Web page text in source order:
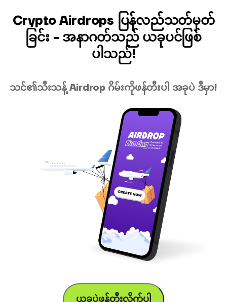
Crypto Airdrops ပြန်လည်သတ်မှတ်
ခြင်း - အနာဂတ်သည် ယခုပင်ဖြစ်
ပါသည်!
သင်၏သီးသန့် Airdrop ဂိမ်းကိုဖန်တီးပါ အခုပဲ ဒီမှာ!
ယခုပဲဖန်တီးလိုက်ပါ